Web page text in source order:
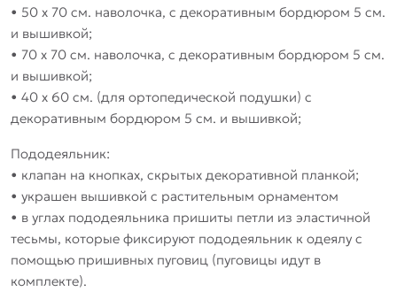
• 50 х 70 см. наволочка, с декоративным бордюром 5 см.
и вышивкой;
• 70 х 70 см. наволочка, с декоративным бордюром 5 см.
и вышивкой;
• 40 х 60 см. (для ортопедической подушки) с
декоративным бордюром 5 см. и вышивкой;
Пододеяльник:
• клапан на кнопках, скрытых декоративной планкой;
• украшен вышивкой с растительным орнаментом
• в углах пододеяльника пришиты петли из эластичной
тесьмы, которые фиксируют пододеяльник к одеялу с
помощью пришивных пуговиц (пуговицы идут в
комплекте).